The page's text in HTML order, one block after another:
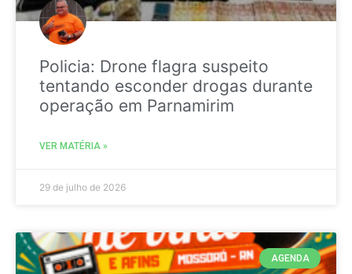
Policia: Drone flagra suspeito
tentando esconder drogas durante
operação em Parnamirim
VER MATÉRIA »
29 de julho de 2026
AGENDA